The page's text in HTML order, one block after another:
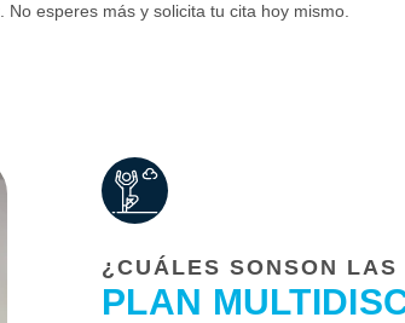
esperes más y solicita tu cita hoy mismo.
¿CUÁLES SONSON
PLAN